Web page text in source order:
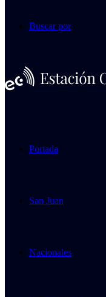
Buscar por
Portada
San Juan
Nacionales